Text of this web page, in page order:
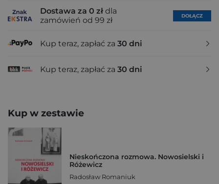
Dostawa za 0 zł dla
zamówień od 99 zł
DOŁĄCZ
Kup teraz, zapłać za 30 dni
Kup teraz, zapłać za 30 dni
Kup w zestawie
Nieskończona rozmowa. Nowosielski i
Różewicz
Radosław Romaniuk